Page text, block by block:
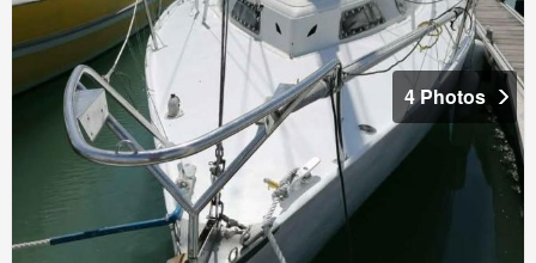
4 Photos